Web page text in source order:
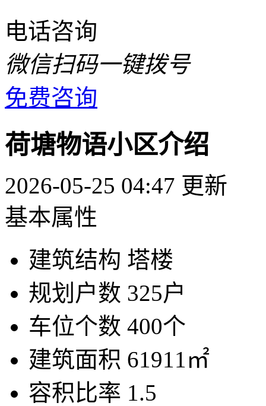
电话咨询
微信扫码一键拨号
免费咨询
荷塘物语小区介绍
2026-05-25 04:47 更新
基本属性
建筑结构 塔楼
规划户数 325户
车位个数 400个
建筑面积 61911㎡
容积比率 1.5